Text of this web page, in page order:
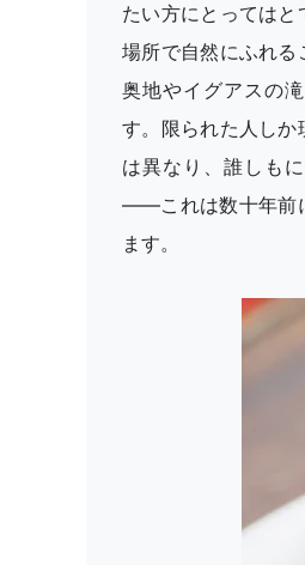
たい方にとっては
場所で自然にふれ
奥地やイグアスの
す。限られた人し
は異なり、誰しも
——これは数十年前
ます。